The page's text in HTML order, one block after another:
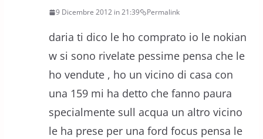
9 Dicembre 2012 in 21:39 Permalink
daria ti dico le ho comprato io le nokian
w si sono rivelate pessime pensa che le
ho vendute , ho un vicino di casa con
una 159 mi ha detto che fanno paura
specialmente sull acqua un altro vicino
le ha prese per una ford focus pensa le